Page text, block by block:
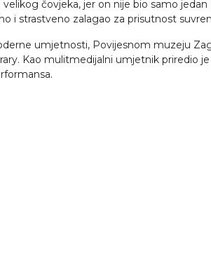
čovjeka, jer on nije bio samo
i strastveno zalagao za prisutnost
umjetnosti, Povijesnom muzeju
Kao mulitmedijalni umjetnik priredio